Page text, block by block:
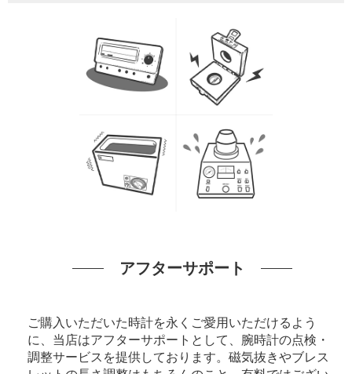
アフターサポート
ご購入いただいた時計を永くご愛用いただけるよう
に、当店はアフターサポートとして、腕時計の点検・
調整サービスを提供しております。磁気抜きやブレス